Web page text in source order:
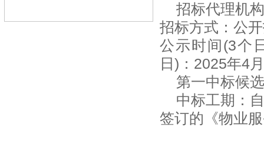
招标代理机
招标方式：公
公示时间(3个
日)：2025年4
第一中标候
中标工期：
签订的《物业